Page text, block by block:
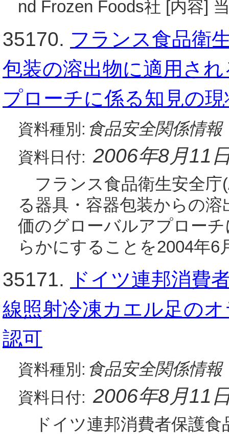
nd Frozen Foods社 [内容]
35170. フランス食品衛
包装の溶出物に適用さ
プローチに係る知見の
資料種別: 食品安全関係情報
資料日付: 2006年8月11
フランス食品衛生安全庁
る器具・容器包装からの
価のグローバルアプロー
らかにすることを2004年6
35171.
ドイツ連邦消費
線照射冷凍カエル足の
認可
資料種別: 食品安全関係情報
資料日付: 2006年8月11
ドイツ連邦消費者保護食